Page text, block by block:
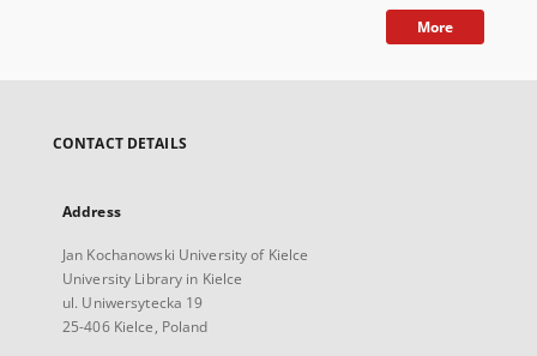
More
CONTACT DETAILS
Address
Jan Kochanowski University of Kielce
University Library in Kielce
ul. Uniwersytecka 19
25-406 Kielce, Poland